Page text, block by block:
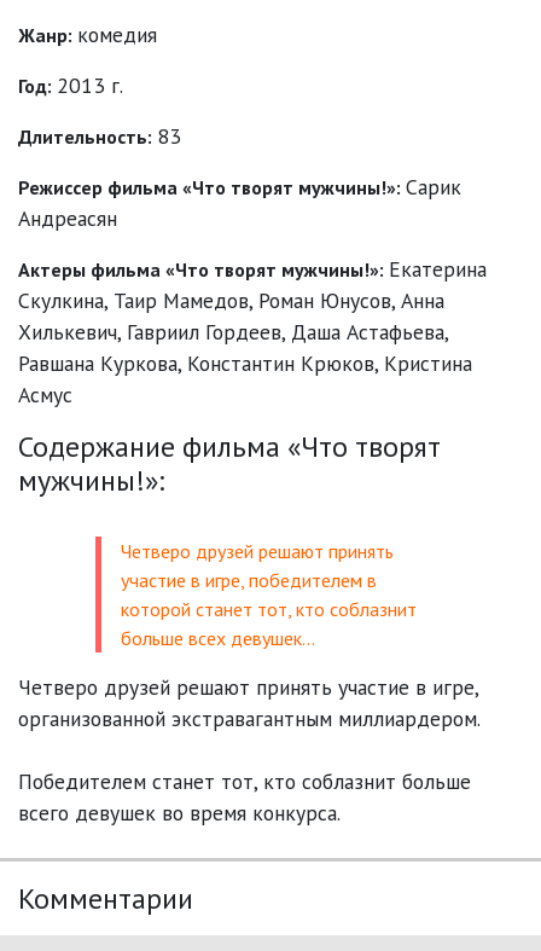
Жанр: комедия
Год: 2013 г.
Длительность: 83
Режиссер фильма «Что творят мужчины!»: Сарик
Андреасян
Актеры фильма «Что творят мужчины!»: Екатерина
Скулкина, Таир Мамедов, Роман Юнусов, Анна
Хилькевич, Гавриил Гордеев, Даша Астафьева,
Равшана Куркова, Константин Крюков, Кристина
Асмус
Содержание фильма «Что творят
мужчины!»:
Четверо друзей решают принять
участие в игре, победителем в
которой станет тот, кто соблазнит
больше всех девушек…
Четверо друзей решают принять участие в игре,
организованной экстравагантным миллиардером.
Победителем станет тот, кто соблазнит больше
всего девушек во время конкурса.
Комментарии